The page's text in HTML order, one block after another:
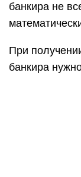
банкира не
При
банкира
области